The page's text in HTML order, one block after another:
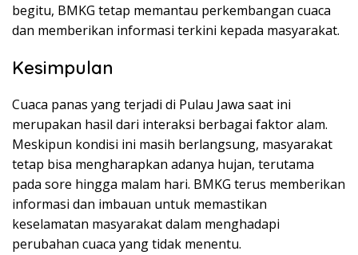
begitu, BMKG tetap memantau perkembangan cuaca
dan memberikan informasi terkini kepada masyarakat.
Kesimpulan
Cuaca panas yang terjadi di Pulau Jawa saat ini
merupakan hasil dari interaksi berbagai faktor alam.
Meskipun kondisi ini masih berlangsung, masyarakat
tetap bisa mengharapkan adanya hujan, terutama
pada sore hingga malam hari. BMKG terus memberikan
informasi dan imbauan untuk memastikan
keselamatan masyarakat dalam menghadapi
perubahan cuaca yang tidak menentu.